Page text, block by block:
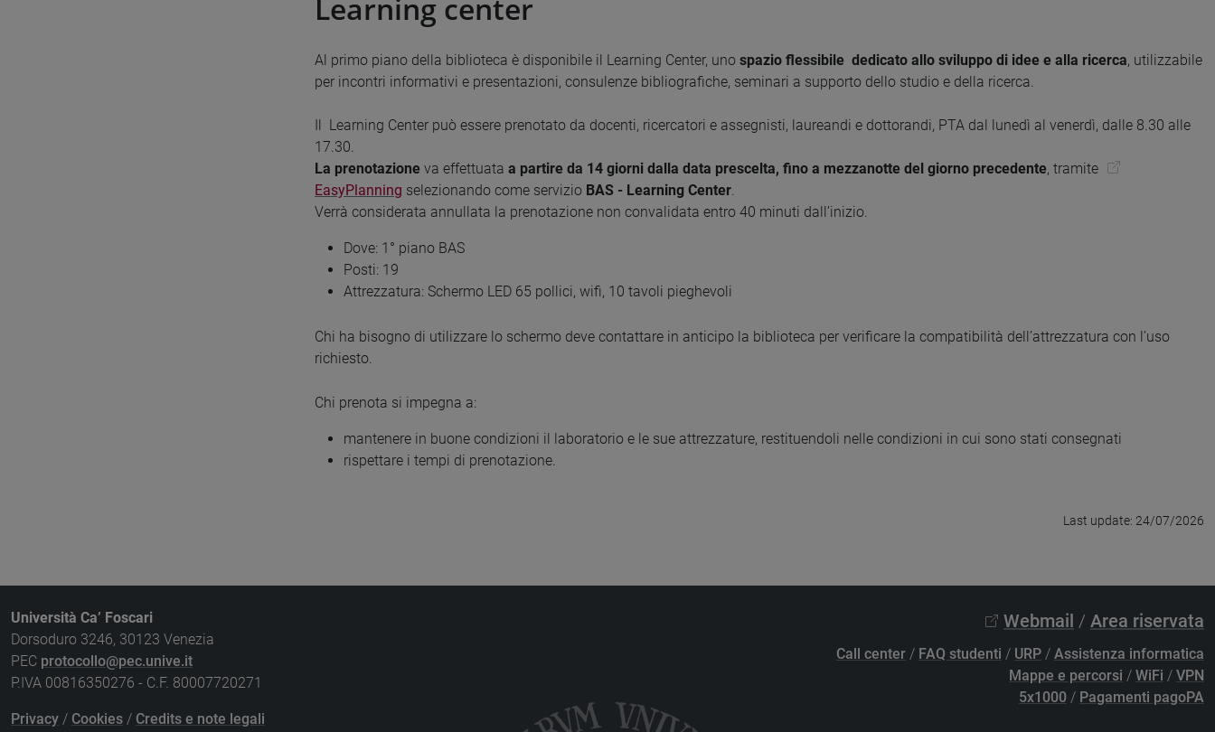
Learning center
Al primo piano della biblioteca è disponibile il Learning Center, uno spazio flessibile dedicato allo sviluppo di idee e alla ricerca, utilizzabile
per incontri informativi e presentazioni, consulenze bibliografiche, seminari a supporto dello studio e della ricerca.
Il Learning Center può essere prenotato da docenti, ricercatori e assegnisti, laureandi e dottorandi, PTA dal lunedì al venerdì, dalle 8.30 alle
17.30.
La prenotazione va effettuata a partire da 14 giorni dalla data prescelta, fino a mezzanotte del giorno precedente, tramite
EasyPlanning selezionando come servizio BAS - Learning Center.
Verrà considerata annullata la prenotazione non convalidata entro 40 minuti dall’inizio.
Dove: 1° piano BAS
Posti: 19
Attrezzatura: Schermo LED 65 pollici, wifi, 10 tavoli pieghevoli
Chi ha bisogno di utilizzare lo schermo deve contattare in anticipo la biblioteca per verificare la compatibilità dell’attrezzatura con l’uso
richiesto.
Chi prenota si impegna a:
mantenere in buone condizioni il laboratorio e le sue attrezzature, restituendoli nelle condizioni in cui sono stati consegnati
rispettare i tempi di prenotazione.
Last update: 24/07/2026
Università Ca’ Foscari
Dorsoduro 3246, 30123 Venezia
PEC protocollo@pec.unive.it
P.IVA 00816350276 - C.F. 80007720271
Privacy / Cookies / Credits e note legali
Webmail / Area riservata
Call center / FAQ studenti / URP / Assistenza informatica
Mappe e percorsi / WiFi / VPN
5x1000 / Pagamenti pagoPA